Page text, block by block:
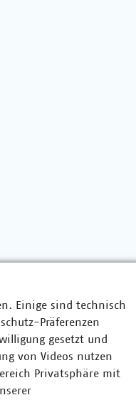
Einige sind technisch
Präferenzen
gesetzt und
von Videos nutzen
Privatsphäre mit